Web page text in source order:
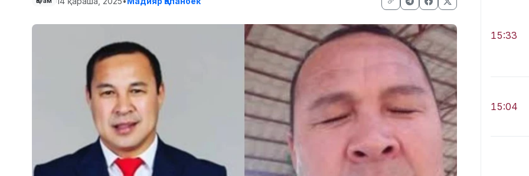
15:33
15:04